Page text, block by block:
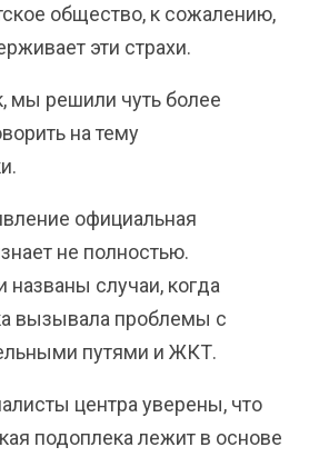
общество, к сожалению,
эти страхи.
мы решили чуть более
на тему
официальная
не полностью.
названы случаи, когда
вызывала проблемы с
путями и ЖКТ.
центра уверены, что
подоплека лежит в основе